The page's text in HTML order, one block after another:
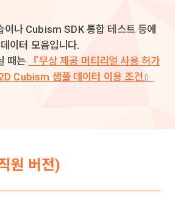
나 Cubism SDK 통합 테스트 등에
이터 모음입니다.
때는
『무상 제공 머티리얼 사용 허가
Cubism 샘플 데이터 이용 조건』
원 버전)